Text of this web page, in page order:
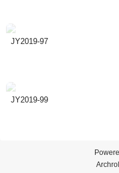
JY2019-97
JY2019-99